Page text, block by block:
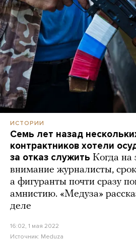
ИСТОРИИ
Семь лет назад
контрактников хотели
за отказ служить Когда на
внимание журналисты,
а фигуранты почти сразу
амнистию. «Медуза»
деле
16:02, 1 мая 2022
Источник: Meduza